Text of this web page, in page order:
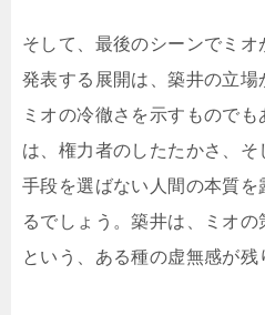
そして、最後のシーンでミ
発表する展開は、築井の立場
ミオの冷徹さを示すもので
は、権力者のしたたかさ、
手段を選ばない人間の本質を
るでしょう。築井は、ミオ
という、ある種の虚無感が残